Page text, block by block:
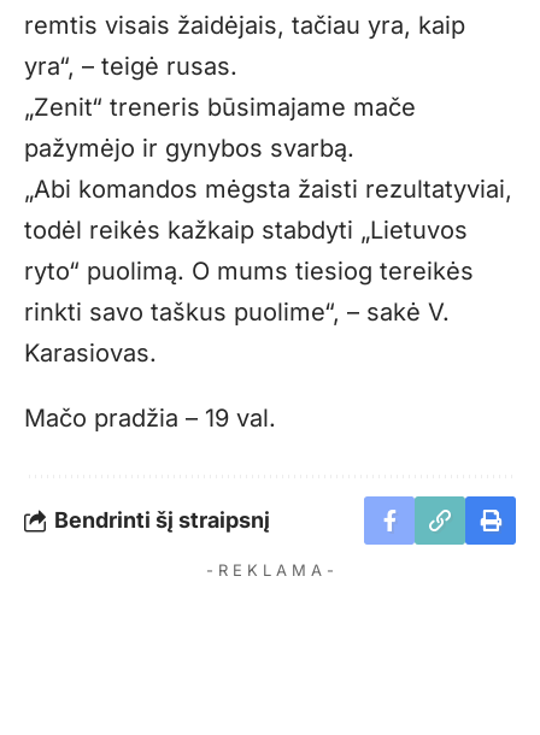
remtis visais žaidėjais, tačiau yra, kaip
yra“, – teigė rusas.
„Zenit“ treneris būsimajame mače
pažymėjo ir gynybos svarbą.
„Abi komandos mėgsta žaisti rezultatyviai,
todėl reikės kažkaip stabdyti „Lietuvos
ryto“ puolimą. O mums tiesiog tereikės
rinkti savo taškus puolime“, – sakė V.
Karasiovas.
Mačo pradžia – 19 val.
Bendrinti šį straipsnį
- R E K L A M A -